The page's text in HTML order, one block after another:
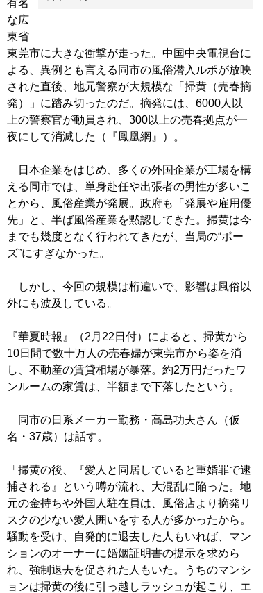
有名
な広
東省
東莞市に大きな衝撃が走った。中国中央電視台に
よる、異例とも言える同市の風俗潜入ルポが放映
された直後、地元警察が大規模な「掃黄（売春摘
発）」に踏み切ったのだ。摘発には、6000人以
上の警察官が動員され、300以上の売春拠点が一
夜にして消滅した（『鳳凰網』）。
日本企業をはじめ、多くの外国企業が工場を構
える同市では、単身赴任や出張者の男性が多いこ
とから、風俗産業が発展。政府も「発展や雇用優
先」と、半ば風俗産業を黙認してきた。掃黄は今
までも幾度となく行われてきたが、当局の“ポー
ズ”にすぎなかった。
しかし、今回の規模は桁違いで、影響は風俗以
外にも波及している。
『華夏時報』（2月22日付）によると、掃黄から
10日間で数十万人の売春婦が東莞市から姿を消
し、不動産の賃貸相場が暴落。約2万円だったワ
ンルームの家賃は、半額まで下落したという。
同市の日系メーカー勤務・高島功夫さん（仮
名・37歳）は話す。
「掃黄の後、『愛人と同居していると重婚罪で逮
捕される』という噂が流れ、大混乱に陥った。地
元の金持ちや外国人駐在員は、風俗店より摘発リ
スクの少ない愛人囲いをする人が多かったから。
騒動を受け、自発的に退去した人もいれば、マン
ションのオーナーに婚姻証明書の提示を求めら
れ、強制退去を促された人もいた。うちのマンシ
ョンは掃黄の後に引っ越しラッシュが起こり、エ